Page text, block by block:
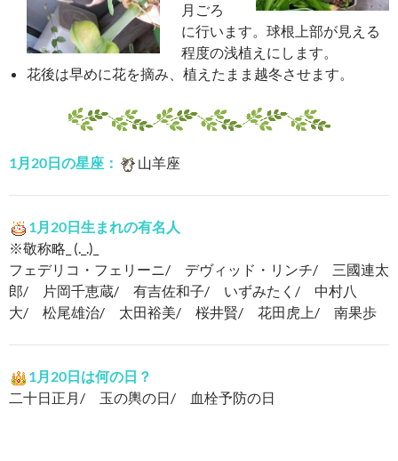
月ごろ
に行います。球根上部が見える
程度の浅植えにします。
花後は早めに花を摘み、植えたまま越冬させます。
1月20日の星座： 山羊座
1月20日生まれの有名人
※敬称略_ (._.)_
フェデリコ・フェリーニ/ デヴィッド・リンチ/ 三國連太
郎/ 片岡千恵蔵/ 有吉佐和子/ いずみたく/ 中村八
大/ 松尾雄治/ 太田裕美/ 桜井賢/ 花田虎上/ 南果歩
1月20日は何の日？
二十日正月/ 玉の輿の日/ 血栓予防の日